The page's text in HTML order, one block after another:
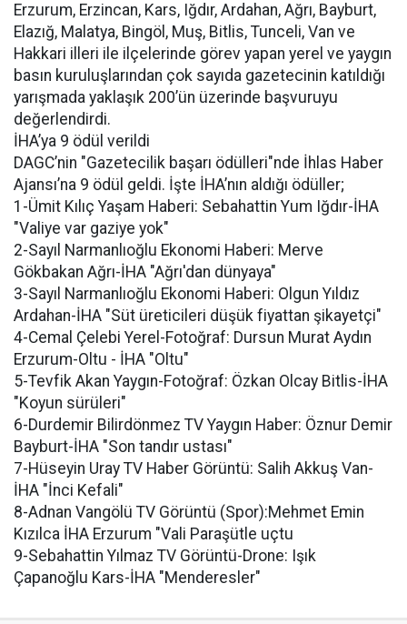
Erzurum, Erzincan, Kars, Iğdır, Ardahan, Ağrı, Bayburt,
Elazığ, Malatya, Bingöl, Muş, Bitlis, Tunceli, Van ve
Hakkari illeri ile ilçelerinde görev yapan yerel ve yaygın
basın kuruluşlarından çok sayıda gazetecinin katıldığı
yarışmada yaklaşık 200’ün üzerinde başvuruyu
değerlendirdi.
İHA’ya 9 ödül verildi
DAGC’nin "Gazetecilik başarı ödülleri"nde İhlas Haber
Ajansı’na 9 ödül geldi. İşte İHA’nın aldığı ödüller;
1-Ümit Kılıç Yaşam Haberi: Sebahattin Yum Iğdır-İHA
"Valiye var gaziye yok"
2-Sayıl Narmanlıoğlu Ekonomi Haberi: Merve
Gökbakan Ağrı-İHA "Ağrı'dan dünyaya"
3-Sayıl Narmanlıoğlu Ekonomi Haberi: Olgun Yıldız
Ardahan-İHA "Süt üreticileri düşük fiyattan şikayetçi"
4-Cemal Çelebi Yerel-Fotoğraf: Dursun Murat Aydın
Erzurum-Oltu - İHA "Oltu"
5-Tevfik Akan Yaygın-Fotoğraf: Özkan Olcay Bitlis-İHA
"Koyun sürüleri"
6-Durdemir Bilirdönmez TV Yaygın Haber: Öznur Demir
Bayburt-İHA "Son tandır ustası"
7-Hüseyin Uray TV Haber Görüntü: Salih Akkuş Van-
İHA "İnci Kefali"
8-Adnan Vangölü TV Görüntü (Spor):Mehmet Emin
Kızılca İHA Erzurum "Vali Paraşütle uçtu
9-Sebahattin Yılmaz TV Görüntü-Drone: Işık
Çapanoğlu Kars-İHA "Menderesler"